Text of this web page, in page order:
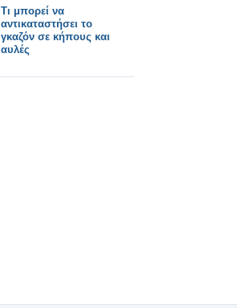
Τι μπορεί να
αντικαταστήσει το
γκαζόν σε κήπους και
αυλές